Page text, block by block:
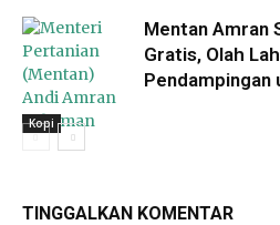
Kopi
Mentan Amran
Gratis, Olah
TINGGALKAN KOMENTAR